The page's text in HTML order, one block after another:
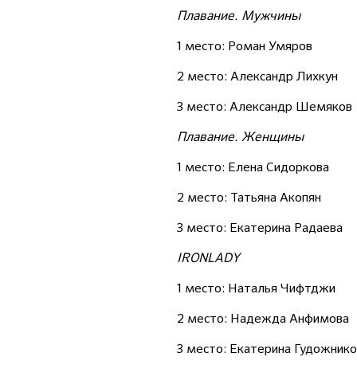
Плавание. Мужчины
1 место: Роман Умяров
2 место: Александр Лихкун
3 место: Александр Шемяков
Плавание. Женщины
1 место: Елена Сидоркова
2 место: Татьяна Акопян
3 место: Екатерина Радаева
IRONLADY
1 место: Наталья Чифтджи
2 место: Надежда Анфимова
3 место: Екатерина